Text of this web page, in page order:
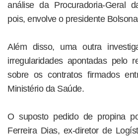
análise da Procuradoria-Geral
pois, envolve o presidente
Além disso, uma outra
irregularidades apontadas pelo
sobre os contratos firmados
Ministério da Saúde.
O suposto pedido de propina
Ferreira Dias, ex-diretor de